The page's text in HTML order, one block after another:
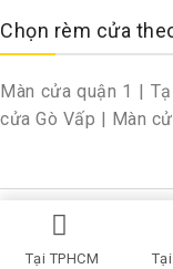
Chọn rèm cửa
Màn cửa quận 1 |
cửa Gò Vấp | Màn
Copyright © 2026 By
Tại TPHCM